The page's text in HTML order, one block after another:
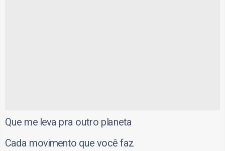
Que me leva pra outro planeta
Cada movimento que você faz